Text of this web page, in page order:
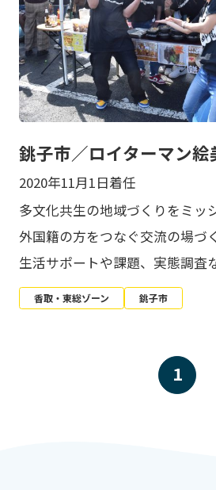
銚子市／ロイターマン絵
2020年11月1日着任
多文化共生の地域づくりをミッ
外国籍の方をつなぐ交流の場づ
生活サポートや課題、実態調査
香取・東総ゾーン 銚子市
1